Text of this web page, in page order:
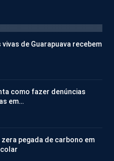
de Guarapuava recebem
como fazer denúncias
em…
pegada de carbono em